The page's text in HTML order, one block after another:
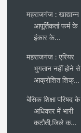
महराजगंज : खाद्यान्न
आपूर्तिकर्ता फर्म के
इंकार के...
महराजगंज : एरियर
भुगतान नहीं होने से
आक्रोशित शिक्...
बेसिक शिक्षा परिषद के
अधिकार में भारी
कटौती,जिले क...